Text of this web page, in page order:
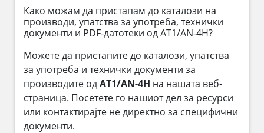
Како можам да пристапам до каталози на
производи, упатства за употреба, технички
документи и PDF-датотеки од AT1/AN-4H?
Можете да пристапите до каталози, упатства
за употреба и технички документи за
производите одAT1/AN-4H на нашата веб-
страница. Посетете го нашиот дел за ресурси
или контактирајте не директно за специфични
документи.